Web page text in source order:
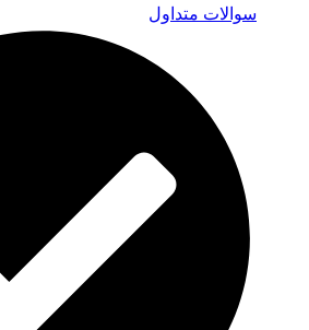
سوالات متداول